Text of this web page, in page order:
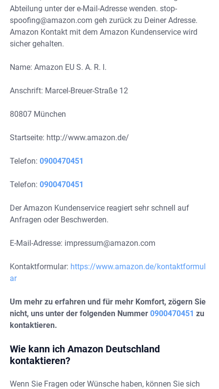
Abteilung unter der e-Mail-Adresse wenden. stop-
spoofing@amazon.com geh zurück zu Deiner Adresse.
Amazon Kontakt mit dem Amazon Kundenservice wird
sicher gehalten.
Name: Amazon EU S. A. R. l.
Anschrift: Marcel-Breuer-Straße 12
80807 München
Startseite: http://www.amazon.de/
Telefon: 0900470451
Telefon: 0900470451
Der Amazon Kundenservice reagiert sehr schnell auf
Anfragen oder Beschwerden.
E-Mail-Adresse: impressum@amazon.com
Kontaktformular: https://www.amazon.de/kontaktformul
ar
Um mehr zu erfahren und für mehr Komfort, zögern Sie
nicht, uns unter der folgenden Nummer 0900470451 zu
kontaktieren.
Wie kann ich Amazon Deutschland
kontaktieren?
Wenn Sie Fragen oder Wünsche haben, können Sie sich